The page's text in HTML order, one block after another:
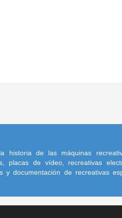
historia de las máquinas
placas de vídeo, recreativas
y documentación de recreativas